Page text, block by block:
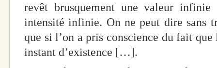
revêt brusquement une valeur
intensité infinie. On ne peut dire sans
que si l’on a pris conscience du fait
instant d’existence […].